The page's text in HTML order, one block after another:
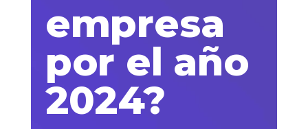
empresa
por el año
2024?